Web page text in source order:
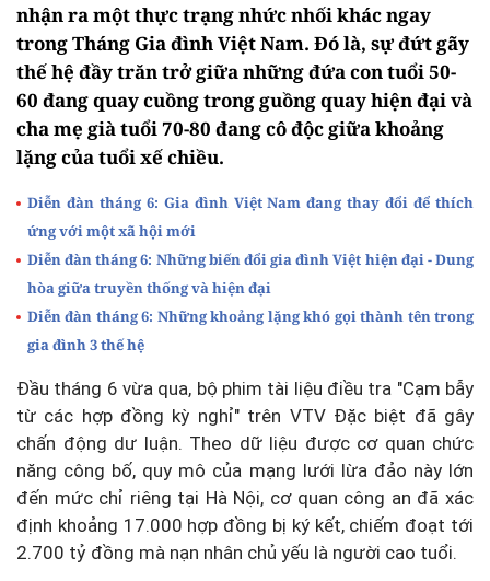
nhận ra một thực trạng nhức nhối khác ngay
trong Tháng Gia đình Việt Nam. Đó là, sự đứt gãy
thế hệ đầy trăn trở giữa những đứa con tuổi 50-
60 đang quay cuồng trong guồng quay hiện đại và
cha mẹ già tuổi 70-80 đang cô độc giữa khoảng
lặng của tuổi xế chiều.
Diễn đàn tháng 6: Gia đình Việt Nam đang thay đổi để thích
ứng với một xã hội mới
Diễn đàn tháng 6: Những biến đổi gia đình Việt hiện đại - Dung
hòa giữa truyền thống và hiện đại
Diễn đàn tháng 6: Những khoảng lặng khó gọi thành tên trong
gia đình 3 thế hệ
Đầu tháng 6 vừa qua, bộ phim tài liệu điều tra "Cạm bẫy
từ các hợp đồng kỳ nghỉ" trên VTV Đặc biệt đã gây
chấn động dư luận. Theo dữ liệu được cơ quan chức
năng công bố, quy mô của mạng lưới lừa đảo này lớn
đến mức chỉ riêng tại Hà Nội, cơ quan công an đã xác
định khoảng 17.000 hợp đồng bị ký kết, chiếm đoạt tới
2.700 tỷ đồng mà nạn nhân chủ yếu là người cao tuổi.